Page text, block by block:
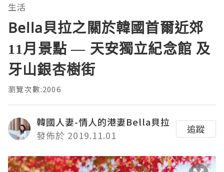
生活
Bella貝拉之關於韓國首爾近郊
11月景點 — 天安獨立紀念館 及
牙山銀杏樹街
瀏覽次數:2006
韓國人妻-情人的港妻Bella貝拉
發佈於 2019.11.01
追蹤